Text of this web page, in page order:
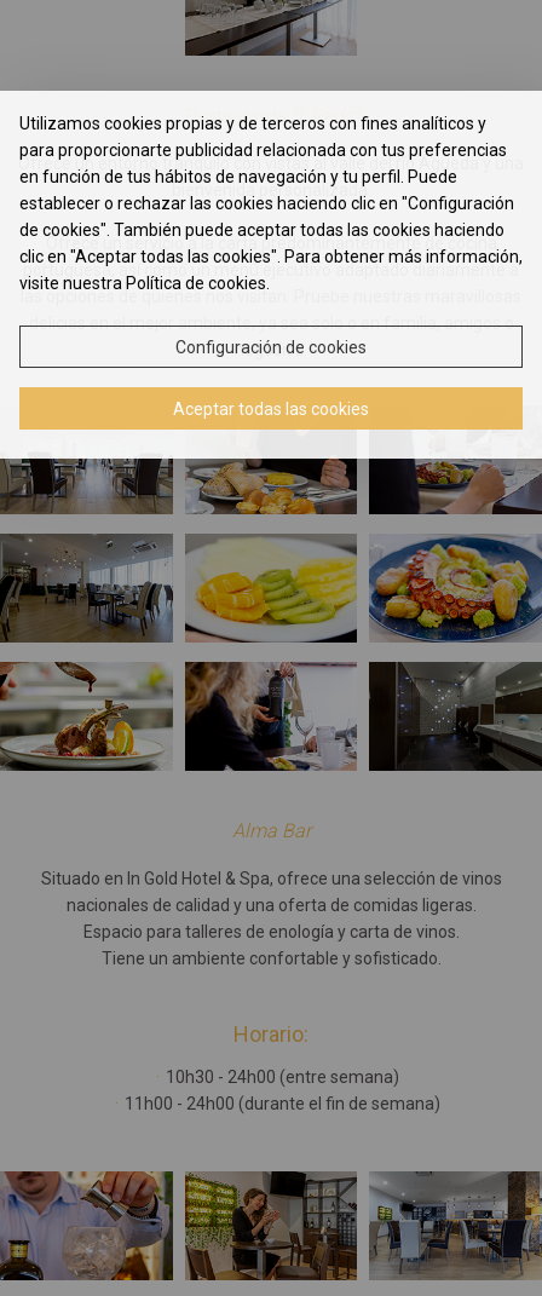
Restaurante S. Pedro
Ofrece un entorno tranquilo con vistas al valle del río Águeda y una
bienvenida personalizada.
Ofrece un servicio a la carta predominantemente de cocina
portuguesa, así como un menú ejecutivo adaptado diariamente a
delicias en el mejor ambiente, ya sea solo o en familia, amigos o
negocios.
Alma Bar
Situado en In Gold Hotel & Spa, ofrece una selección de vinos
nacionales de calidad y una oferta de comidas ligeras.
Espacio para talleres de enología y carta de vinos.
Tiene un ambiente confortable y sofisticado.
Horario:
10h30 - 24h00 (entre semana)
11h00 - 24h00 (durante el fin de semana)
Utilizamos cookies propias y de terceros con fines analíticos y
para proporcionarte publicidad relacionada con tus preferencias
en función de tus hábitos de navegación y tu perfil. Puede
establecer o rechazar las cookies haciendo clic en "Configuración
de cookies". También puede aceptar todas las cookies haciendo
clic en "Aceptar todas las cookies". Para obtener más información,
visite nuestra Política de cookies.
Configuración de cookies
Aceptar todas las cookies